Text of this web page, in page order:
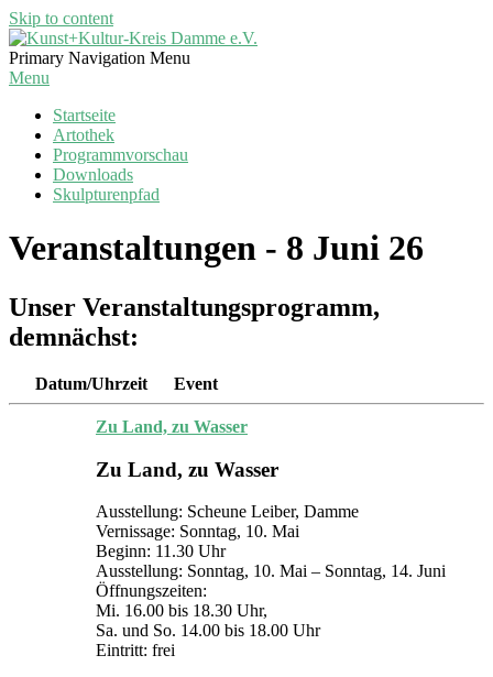
Skip to content
Kunst+Kultur-
Kreis
Primary Navigation Menu
Menu
Startseite
Artothek
Programmvorschau
Downloads
Skulpturenpfad
Veranstaltungen - 8 Juni 26
Unser Veranstaltungsprogramm,
demnächst:
Datum/Uhrzeit Event
Zu Land, zu Wasser
Zu Land, zu Wasser
Ausstellung: Scheune Leiber, Damme
Vernissage: Sonntag, 10. Mai
Beginn: 11.30 Uhr
Ausstellung: Sonntag, 10. Mai – Sonntag, 14. Juni
Öffnungszeiten:
Mi. 16.00 bis 18.30 Uhr,
Sa. und So. 14.00 bis 18.00 Uhr
Eintritt: frei